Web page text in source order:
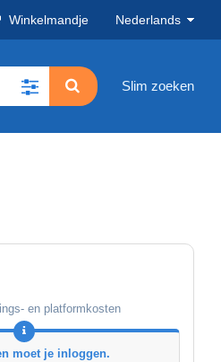
Winkelmandje Nederlands
Slim zoeken
en platformkosten
moet je inloggen.